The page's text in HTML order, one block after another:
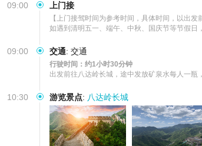
09:00 上门接
【上门接驾时间为参考时间，具体时间，以出发
如遇到清明五一、端午、中秋、国庆节等节假日
09:00 交通: 交通
行驶时间：约1小时30分钟
出发前往八达岭长城，途中发放矿泉水每人一瓶
10:30 游览景点: 八达岭长城